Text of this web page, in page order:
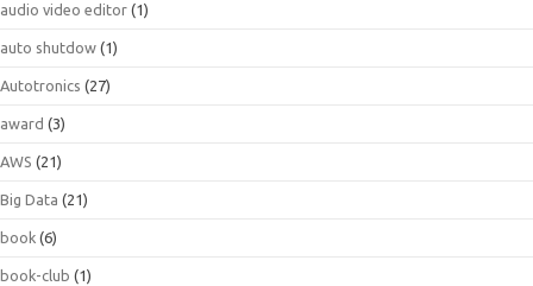
audio video editor (1)
auto shutdow (1)
Autotronics (27)
award (3)
AWS (21)
Big Data (21)
book (6)
book-club (1)